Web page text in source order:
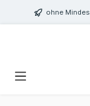
ohne